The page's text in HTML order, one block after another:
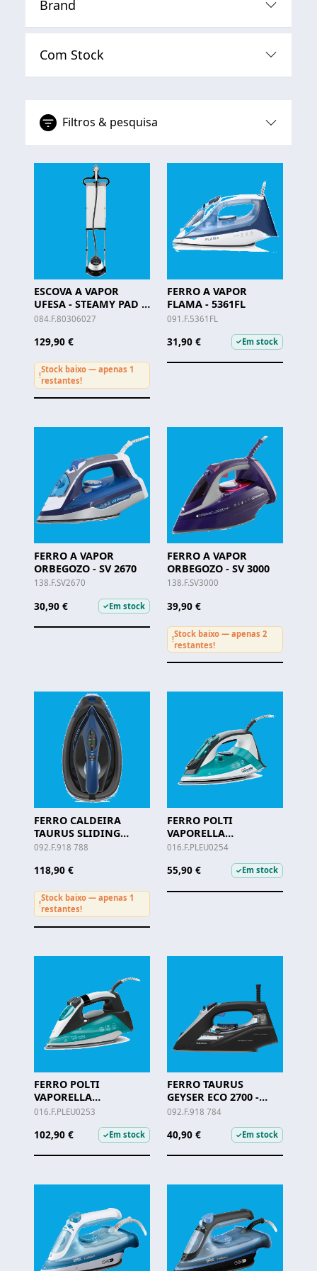
Filtros & pesquisa
ESCOVA A VAPOR
UFESA - STEAMY PAD -
80306027
084.F.80306027
129,90 €
!
Stock baixo — apenas 1
restantes!
FERRO A VAPOR
FLAMA - 5361FL
091.F.5361FL
31,90 € ✓Em stock
FERRO A VAPOR
ORBEGOZO - SV 2670
138.F.SV2670
30,90 € ✓Em stock
FERRO A VAPOR
ORBEGOZO - SV 3000
138.F.SV3000
39,90 €
!
Stock baixo — apenas 2
restantes!
FERRO CALDEIRA
TAURUS SLIDING
PERFECT 2800 - 918.788
092.F.918 788
118,90 €
!
Stock baixo — apenas 1
restantes!
FERRO POLTI
VAPORELLA
QUICK&COMFORT
016.F.PLEU0254
55,90 € ✓Em stock
FERRO POLTI
VAPORELLA
QUICK&SLIDE QS220 -
016.F.PLEU0253
102,90 € ✓Em stock
FERRO TAURUS
GEYSER ECO 2700 -
918.784
092.F.918 784
40,90 € ✓Em stock
Brand
Com Stock